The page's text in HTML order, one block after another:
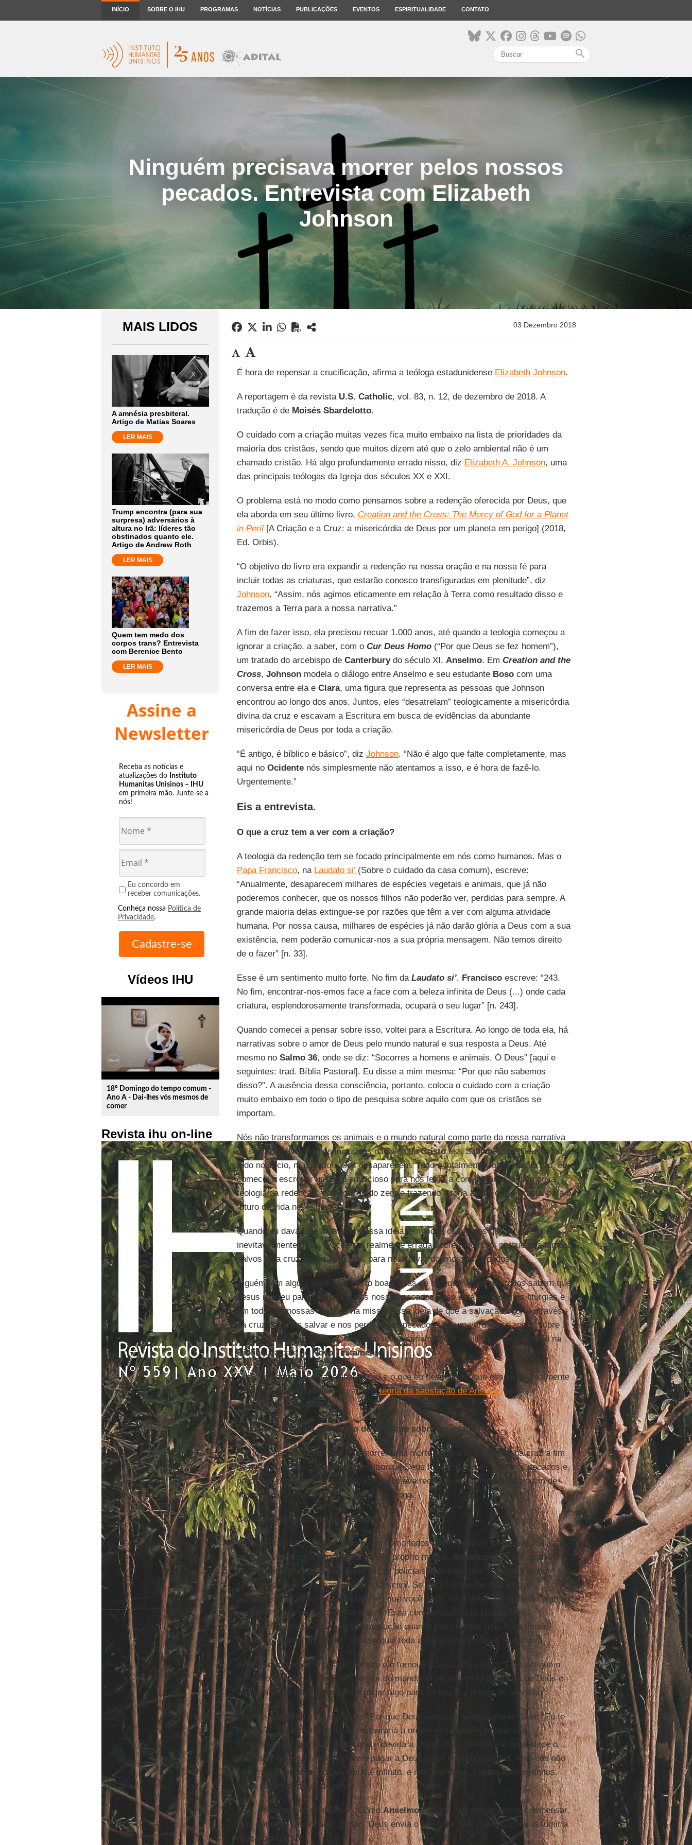
INÍCIO SOBRE O IHU PROGRAMAS NOTÍCIAS PUBLICAÇÕES EVENTOS ESPIRITUALIDADE CONTATO
search
Ninguém precisava morrer pelos nossos
pecados. Entrevista com Elizabeth
Johnson
MAIS LIDOS
A amnésia presbiteral.
Artigo de Matias Soares
LER MAIS
Trump encontra (para sua
surpresa) adversários à
altura no Irã: líderes tão
obstinados quanto ele.
Artigo de Andrew Roth
LER MAIS
Quem tem medo dos
corpos trans? Entrevista
com Berenice Bento
LER MAIS
Assine a
Newsletter
Receba as notícias e
atualizações do Instituto
Humanitas Unisinos – IHU
em primeira mão. Junte-se a
nós!
Eu concordo em
receber comunicações.
Conheça nossa Política de
Privacidade.
Vídeos IHU
play_circle_outline
18º Domingo do tempo comum -
Ano A - Dai-lhes vós mesmos de
comer
Revista ihu on-line
03 Dezembro 2018
É hora de repensar a crucificação, afirma a teóloga estadunidense Elizabeth Johnson.
A reportagem é da revista U.S. Catholic, vol. 83, n. 12, de dezembro de 2018. A
tradução é de Moisés Sbardelotto.
O cuidado com a criação muitas vezes fica muito embaixo na lista de prioridades da
maioria dos cristãos, sendo que muitos dizem até que o zelo ambiental não é um
chamado cristão. Há algo profundamente errado nisso, diz Elizabeth A. Johnson, uma
das principais teólogas da Igreja dos séculos XX e XXI.
O problema está no modo como pensamos sobre a redenção oferecida por Deus, que
ela aborda em seu último livro, Creation and the Cross: The Mercy of God for a Planet
in Peril[A Criação e a Cruz: a misericórdia de Deus por um planeta em perigo] (2018,
Ed. Orbis).
“O objetivo do livro era expandir a redenção na nossa oração e na nossa fé para
incluir todas as criaturas, que estarão conosco transfiguradas em plenitude”, diz
Johnson. “Assim, nós agimos eticamente em relação à Terra como resultado disso e
trazemos a Terra para a nossa narrativa.”
A fim de fazer isso, ela precisou recuar 1.000 anos, até quando a teologia começou a
ignorar a criação, a saber, com o Cur Deus Homo(“Por que Deus se fez homem”),
um tratado do arcebispo de Canterbury do século XI, Anselmo. Em Creation and the
Cross, Johnsonmodela o diálogo entre Anselmo e seu estudante Bosocom uma
conversa entre ela e Clara, uma figura que representa as pessoas que Johnson
encontrou ao longo dos anos. Juntos, eles “desatrelam” teologicamente a misericórdia
divina da cruz e escavam a Escritura em busca de evidências da abundante
misericórdia de Deus por toda a criação.
“É antigo, é bíblico e básico”, diz Johnson. “Não é algo que falte completamente, mas
aqui no Ocidentenós simplesmente não atentamos a isso, e é hora de fazê-lo.
Urgentemente.”
Eis a entrevista.
O que a cruz tem a ver com a criação?
A teologia da redenção tem se focado principalmente em nós como humanos. Mas o
Papa Francisco, na Laudato si’ (Sobre o cuidado da casa comum), escreve:
“Anualmente, desaparecem milhares de espécies vegetais e animais, que já não
poderemos conhecer, que os nossos filhos não poderão ver, perdidas para sempre. A
grande maioria delas extingue-se por razões que têm a ver com alguma atividade
humana. Por nossa causa, milhares de espécies já não darão glória a Deus com a sua
existência, nem poderão comunicar-nos a sua própria mensagem. Não temos direito
de o fazer” [n. 33].
Esse é um sentimento muito forte. No fim da Laudato si’, Franciscoescreve: “243.
No fim, encontrar-nos-emos face a face com a beleza infinita de Deus (...) onde cada
criatura, esplendorosamente transformada, ocupará o seu lugar” [n. 243].
Quando comecei a pensar sobre isso, voltei para a Escritura. Ao longo de toda ela, há
narrativas sobre o amor de Deus pelo mundo natural e sua resposta a Deus. Até
mesmo no Salmo 36, onde se diz: “Socorres a homens e animais, Ó Deus” [aqui e
seguintes: trad. Bíblia Pastoral]. Eu disse a mim mesma: “Por que não sabemos
disso?”. A ausência dessa consciência, portanto, coloca o cuidado com a criação
muito embaixo em todo o tipo de pesquisa sobre aquilo com que os cristãos se
importam.
Nós não transformamos os animais e o mundo natural como parte da nossa narrativa
de salvação. Nós não os incluímos naquilo queCristofez. Sabemos que Deus criou
tudo no início, mas depois eles desaparecem. Tudo é totalmente sobre nós. Então, eu
comecei a escrever um livro ambicioso para nos levar a considerar toda uma nova
teologia da redenção, começando do zero e trazendo à tona aquilo que é crucial para o
futuro da vida neste planeta.
Quando eu dava palestras sobre essa ideia, em todos os lugares que eu ia, alguém
inevitavelmente dizia: “Você está realmente errada sobre tudo isso, porque nós fomos
salvos pela cruz, e Jesus morreu para nos salvar dos nossos pecados”.
Alguém, em algum lugar, deu muito boas aulas de catequese, porque todos sabem que
Jesus morreu para nos salvar dos nossos pecados. Isso está em todas as liturgias e
em todas as nossas orações na missa. Essa ideia de que a salvação ocorre através
da cruz para nos salvar e nos perdoar dos pecados tem um verdadeiro apego sobre a
nossa imaginação coletiva. Mas isso reduz seriamente o significado da redenção na
Bíbliajudaica e noNovo Testamento.
Então, eu comecei a vasculhar por aí e o que eu descobri foi que essa ideia realmente
se consolidou noOcidente graças àteoria da satisfação de Anselmosobre a
expiação, no século XI.
O que é a teoria da satisfação de Anselmo sobre a expiação?
É a ideia de que Jesus teve que morrer uma morte sangrenta e horrível na cruz a fim
de nos salvar dos nossos pecados, porque Deus foi ofendido pelos nossos pecados e
precisava receber uma “satisfação”, precisava receber uma compensação a fim de
nos perdoar. A honra de Deus estava em jogo.
Como Anselmo chegou a essa ideia?
De maneira muito simples, pelo modo como todos nós chegamos às nossas ideias: a
partir da sua própria experiência no seu próprio mundo.
Anselmo
vivia em uma
sociedade feudal, onde não havia forças policiais nem exércitos. A palavra de um
senhor era lei, e isso mantinha a ordem civil. Se você rompesse uma lei que
perturbasse a ordem da sociedade em que você vivia, você tinha que devolver algo ao
senhor a fim de restaurar essa ordem. Essa compensação era chamada de
“satisfação”. Você tinha que dar satisfação quando você rompia uma lei, a fim de
restaurar a honra do senhor, sobre a qual toda a tranquilidade cívica repousava.
Anselmotomou esse arranjo político e o tornou cósmico. Ele disse: “É assim que o
universo funciona, e Deus é o senhor do mundo. O pecado viola a palavra de Deus e
rompe a lei de Deus. Temos que pagar algo para restaurar a ordem do universo”.
QuandoAnselmo
é questionado: “Por que Deus não pôde simplesmente dizer: ‘Eu te
perdoo?’”, ele disse: “Isso não restauraria a ordem do universo, porque não
estaríamos retribuindo a honra que é devida a Deus”. É assim que ele estabelece o
dilema de que os humanos devem pagar a Deus pelos nossos pecados. Mas nós não
podemos fazer isso, porque Deus é infinito, e nós, humanos, somos apenas finitos.
Nada infinito pode vir de nós.
Aqui, estamos nesse impasse. ComoAnselmoafirmou, “só nós devemos compensar,
mas somente Deus pode”. Então, Deus envia o seu filho, que é divino, para assumir a
nossa obrigação.